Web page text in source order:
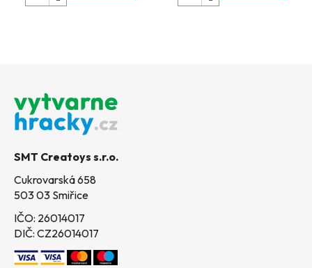
SMT Creatoys s.r.o.
Cukrovarská 658
503 03 Smiřice
IČO: 26014017
DIČ: CZ26014017